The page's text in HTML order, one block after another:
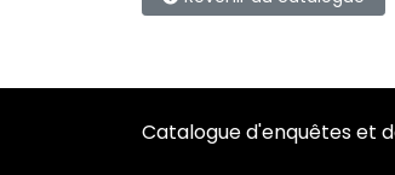
Catalogue d'enquêtes et